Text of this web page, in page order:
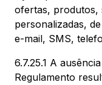
ofertas, produtos,
personalizadas,
e-mail, SMS,
6.7.25.1 A
Regulamento